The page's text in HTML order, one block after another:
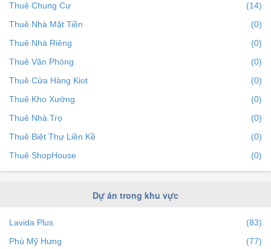
Thuê Chung Cư
(14)
Thuê Nhà Mặt Tiền
(0)
Thuê Nhà Riêng
(0)
Thuê Văn Phòng
(0)
Thuê Cửa Hàng Kiot
(0)
Thuê Kho Xưởng
(0)
Thuê Nhà Trọ
(0)
Thuê Biệt Thự Liền Kề
(0)
Thuê ShopHouse
(0)
Dự án trong khu vực
Lavida Plus
(83)
Phú Mỹ Hưng
(77)